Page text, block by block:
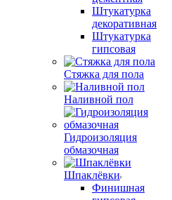
Штукатурка
декоративная
Штукатурка
гипсовая
Стяжка для пола
Наливной пол
Гидроизоляция
обмазочная
Шпаклёвки
Финишная